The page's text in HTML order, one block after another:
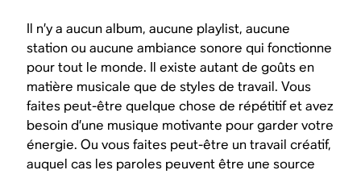
Il n’y a aucun album, aucune playlist, aucune
station ou aucune ambiance sonore qui fonctionne
pour tout le monde. Il existe autant de goûts en
matière musicale que de styles de travail. Vous
faites peut-être quelque chose de répétitif et avez
besoin d’une musique motivante pour garder votre
énergie. Ou vous faites peut-être un travail créatif,
auquel cas les paroles peuvent être une source